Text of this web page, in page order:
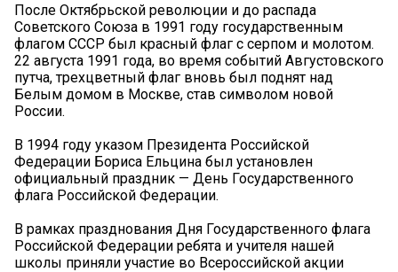
После Октябрьской революции и до распада
Советского Союза в 1991 году государственным
флагом СССР был красный флаг с серпом и молотом.
22 августа 1991 года, во время событий Августовского
путча, трехцветный флаг вновь был поднят над
Белым домом в Москве, став символом новой
России.
В 1994 году указом Президента Российской
Федерации Бориса Ельцина был установлен
официальный праздник — День Государственного
флага Российской Федерации.
В рамках празднования Дня Государственного флага
Российской Федерации ребята и учителя нашей
школы приняли участие во Всероссийской акции